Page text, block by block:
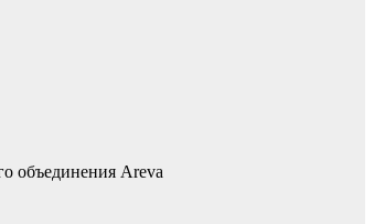
объединения Areva